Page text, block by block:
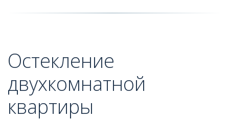
Остекление
двухкомнатной
квартиры